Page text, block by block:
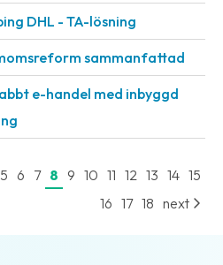
DHL - TA-lösning
sammanfattad
e-handel med inbyggd
5 6 7 8 9 10 11 12 13 14 15
16 17 18 next